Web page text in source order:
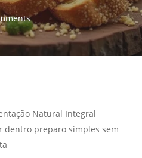
Natural Integral
dentro preparo simples sem